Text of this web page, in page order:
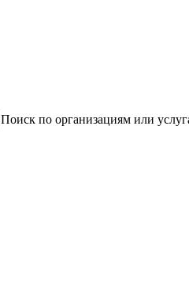
Поиск по организациям или